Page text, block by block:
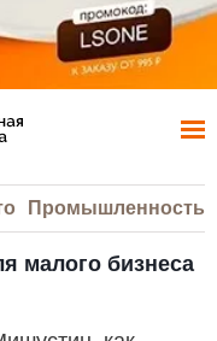
Промышленность
малого бизнеса